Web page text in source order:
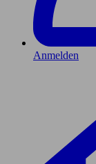
Anmelden